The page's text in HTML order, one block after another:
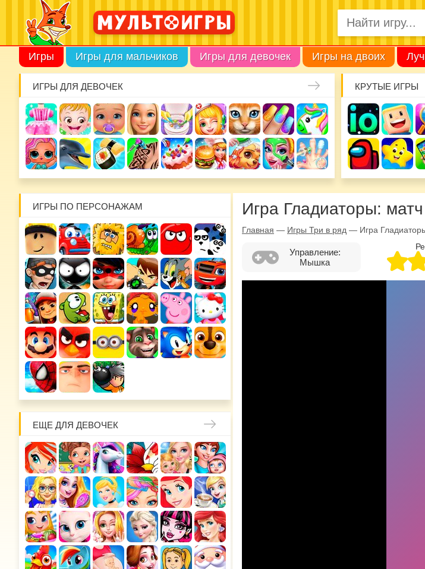
Игры Игры для мальчиков Игры для девочек Игры на двоих
ИГРЫ ДЛЯ ДЕВОЧЕК КРУТЫЕ ИГРЫ
ИГРЫ ПО ПЕРСОНАЖАМ
ЕЩЕ ДЛЯ ДЕВОЧЕК
Игра Гладиаторы:
Главная — Игры Три в ряд — Игра
Управление:
Мышка